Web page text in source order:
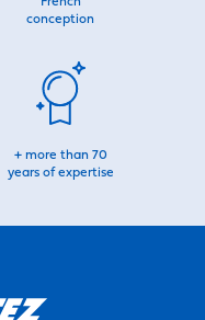
conception
+ more than 70
years of expertise